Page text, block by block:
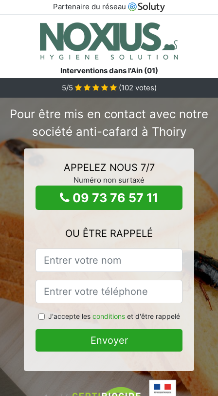
Partenaire du réseau
Interventions dans l'Ain (01)
5/5
(102 votes)
Pour être mis en contact avec notre
société anti-cafard à Thoiry
APPELEZ NOUS 7/7
Numéro non surtaxé
09 73 76 57 11
OU ÊTRE RAPPELÉ
J'accepte les conditionset d'être rappelé
Envoyer